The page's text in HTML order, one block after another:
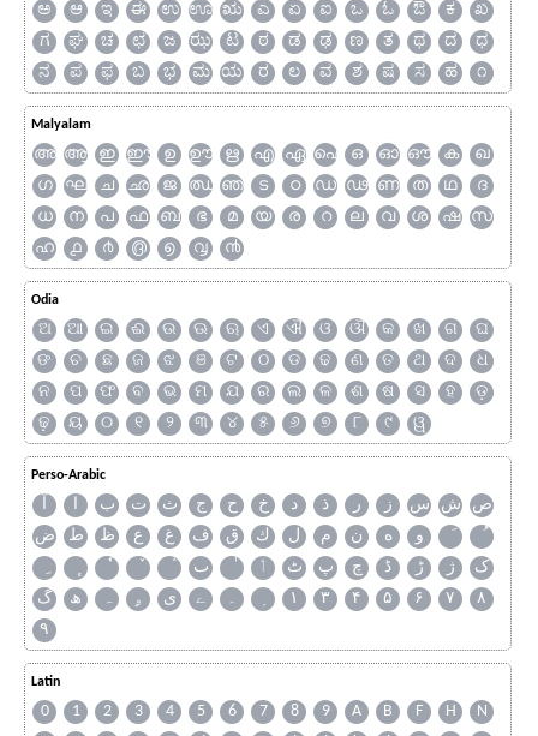
ಅ ಆ ಇ ಈ ಉ ಊ ಋ ಎ ಏ ಐ ಒ ಓ ಔ ಕ
ಖ
ಗ
ಘ ಚ ಛ ಜ ಝ ಟ ಠ ಡ ಢ ಣ ತ ಥ ದ
ಧ
ನ
ಪ ಫ ಬ ಭ ಮ ಯ ರ ಲ ವ ಶ ಷ ಸ ಹ ೧
Malyalam
അ ആ ഇ ഈ ഉ ഊ ഋ എ ഏ ഐ ഒ ഓ ഔ ക
ഖ
ഗ
ഘ ച ഛ ജ ഝ ഞ ട ഠ ഡ ഢ ണ ത ഥ
ദ
ധ
ന പ ഫ ബ ഭ മ യ ര റ ല വ ശ ഷ
സ
ഹ
൧ ൪ ൫ ൭ ൮ ൯
Odia
ଅ ଆ ଇ ଈ ଉ ଊ ଋ ଏ ଐ ଓ ଔ କ ଖ ଗ
ଘ
ଙ
ଚ ଛ ଜ ଝ ଞ ଟ ଠ ଡ ଢ ଣ ତ ଥ ଦ
ଧ
ନ
ପ ଫ ବ ଭ ମ ଯ ର ଲ ଳ ଶ ଷ ସ ହ
ଡ଼
ଢ଼
ୟ ୦ ୧ ୨ ୩ ୪ ୫ ୬ ୭ ୮ ୯ ୱ
Perso-Arabic
آ ا ب ت ث ج ح خ د ذ ر ز س ش ص
ض
ط ظ ع غ ف ق ك ل م ن ه
و
ٮ
ٲ ٹ پ چ ڈ ڑ ژ
ک
گ
ھ ہ ۄ ی ے ۔ ۱ ۳ ۴ ۵ ۶ ۷
۸
۹
Latin
0 1 2 3 4 5 6 7 8 9 A B F H
N